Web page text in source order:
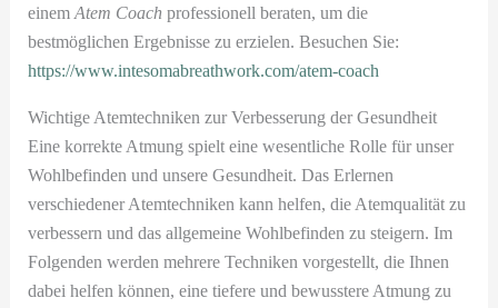
einemAtem Coach professionell beraten, um die
bestmöglichen Ergebnisse zu erzielen. Besuchen Sie:
https://www.intesomabreathwork.com/atem-coach
Wichtige Atemtechniken zur Verbesserung der Gesundheit
Eine korrekte Atmung spielt eine wesentliche Rolle für unser
Wohlbefinden und unsere Gesundheit. Das Erlernen
verschiedener Atemtechniken kann helfen, die Atemqualität zu
verbessern und das allgemeine Wohlbefinden zu steigern. Im
Folgenden werden mehrere Techniken vorgestellt, die Ihnen
dabei helfen können, eine tiefere und bewusstere Atmung zu